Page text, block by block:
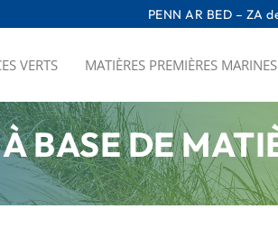
PENN AR BED – ZA
VERTS MATIÈRES PREMIÈRES MARINES
BASE DE